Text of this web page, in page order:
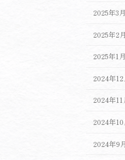
2025年3月
2025年2月
2025年1月
2024年12
2024年11
2024年10
2024年9